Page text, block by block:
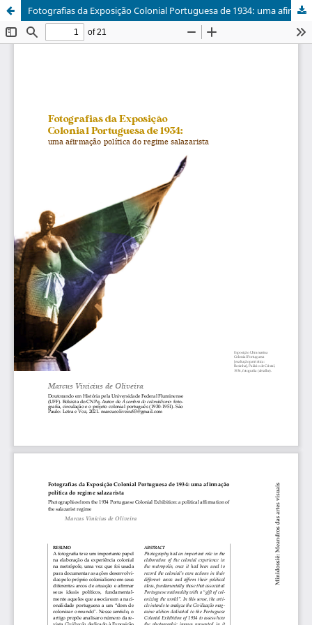
Fotografias da Exposição Colonial Portuguesa de 1934: uma afirmação política do regime salazarista